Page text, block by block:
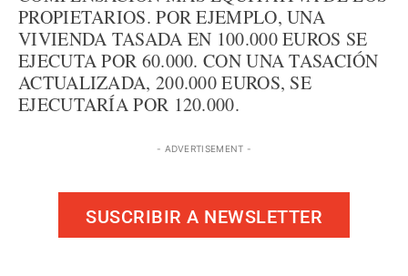
PROPIETARIOS. POR EJEMPLO, UNA
VIVIENDA TASADA EN 100.000 EUROS SE
EJECUTA POR 60.000. CON UNA TASACIÓN
ACTUALIZADA, 200.000 EUROS, SE
EJECUTARÍA POR 120.000.
- ADVERTISEMENT -
SUSCRIBIR A NEWSLETTER